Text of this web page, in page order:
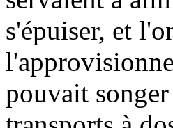
s'épuiser, et
pouvait